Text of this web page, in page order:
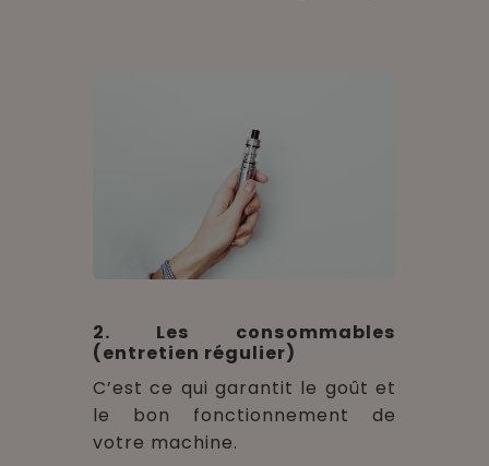
2. Les consommables
(entretien régulier)
C’est ce qui garantit le goût et
le bon fonctionnement de
votre machine.